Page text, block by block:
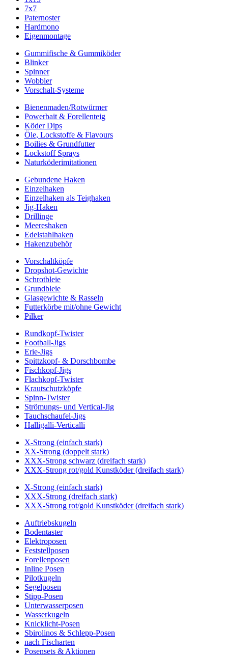
7x7
Paternoster
Hardmono
Eigenmontage
Gummifische & Gummiköder
Blinker
Spinner
Wobbler
Vorschalt-Systeme
Bienenmaden/Rotwürmer
Powerbait & Forellenteig
Köder Dips
Öle, Lockstoffe & Flavours
Boilies & Grundfutter
Lockstoff Sprays
Naturköderimitationen
Gebundene Haken
Einzelhaken
Einzelhaken als Teighaken
Jig-Haken
Drillinge
Meereshaken
Edelstahlhaken
Hakenzubehör
Vorschaltköpfe
Dropshot-Gewichte
Schrotbleie
Grundbleie
Glasgewichte & Rasseln
Futterkörbe mit/ohne Gewicht
Pilker
Rundkopf-Twister
Football-Jigs
Erie-Jigs
Spittzkopf- & Dorschbombe
Fischkopf-Jigs
Flachkopf-Twister
Krautschutzköpfe
Spinn-Twister
Strömungs- und Vertical-Jig
Tauchschaufel-Jigs
Halligalli-Verticalli
X-Strong (einfach stark)
XX-Strong (doppelt stark)
XXX-Strong schwarz (dreifach stark)
XXX-Strong rot/gold Kunstköder (dreifach stark)
X-Strong (einfach stark)
XXX-Strong (dreifach stark)
XXX-Strong rot/gold Kunstköder (dreifach stark)
Auftriebskugeln
Bodentaster
Elektroposen
Feststellposen
Forellenposen
Inline Posen
Pilotkugeln
Segelposen
Stipp-Posen
Unterwasserposen
Wasserkugeln
Knicklicht-Posen
Sbirolinos & Schlepp-Posen
nach Fischarten
Posensets & Aktionen